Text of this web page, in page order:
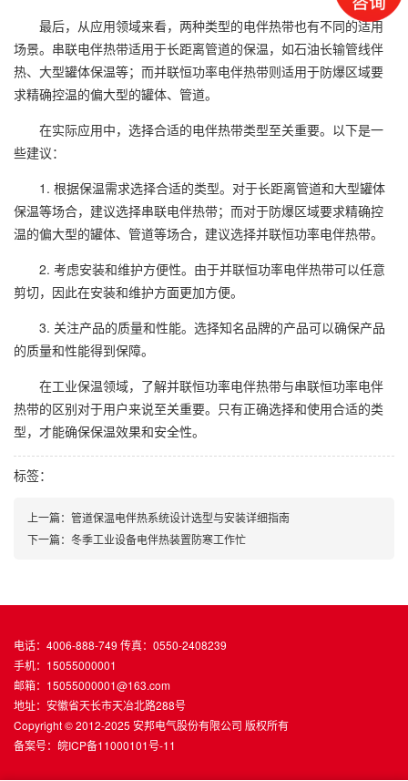
最后，从应用领域来看，两种类型的电伴热带也有不同的适用
场景。串联电伴热带适用于长距离管道的保温，如石油长输管线伴
热、大型罐体保温等；而并联恒功率电伴热带则适用于防爆区域要
求精确控温的偏大型的罐体、管道。
在实际应用中，选择合适的电伴热带类型至关重要。以下是一
些建议：
1. 根据保温需求选择合适的类型。对于长距离管道和大型罐体
保温等场合，建议选择串联电伴热带；而对于防爆区域要求精确控
温的偏大型的罐体、管道等场合，建议选择并联恒功率电伴热带。
2. 考虑安装和维护方便性。由于并联恒功率电伴热带可以任意
剪切，因此在安装和维护方面更加方便。
3. 关注产品的质量和性能。选择知名品牌的产品可以确保产品
的质量和性能得到保障。
在工业保温领域，了解并联恒功率电伴热带与串联恒功率电伴
热带的区别对于用户来说至关重要。只有正确选择和使用合适的类
型，才能确保保温效果和安全性。
标签：
上一篇：管道保温电伴热系统设计选型与安装详细指南
下一篇：冬季工业设备电伴热装置防寒工作忙
电话：4006-888-749 传真：0550-2408239
手机：15055000001
邮箱：15055000001@163.com
地址：安徽省天长市天冶北路288号
Copyright © 2012-2025 安邦电气股份有限公司 版权所有
备案号： 皖ICP备11000101号-11